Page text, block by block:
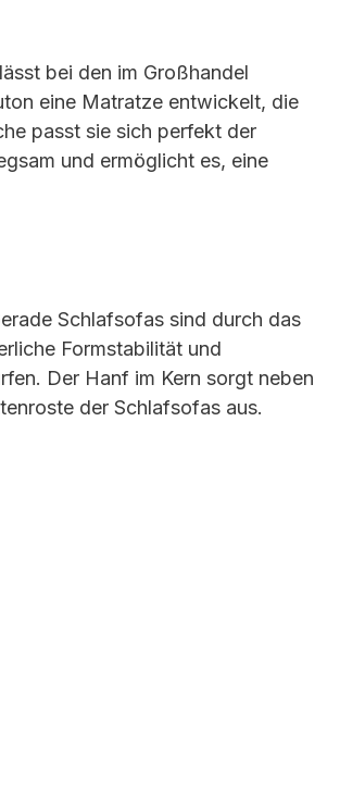
bei den im Großhandel
eine Matratze entwickelt, die
passt sie sich perfekt der
und ermöglicht es, eine
Schlafsofas sind durch das
Formstabilität und
Der Hanf im Kern sorgt neben
der Schlafsofas aus.